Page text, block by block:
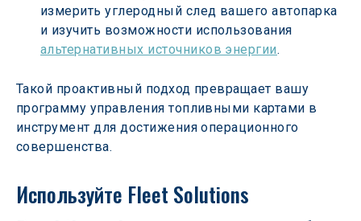
измерить углеродный след вашего автопарка
и изучить возможности использования
альтернативных источников энергии.
Такой проактивный подход превращает вашу
программу управления топливными картами в
инструмент для достижения операционного
совершенства.
Используйте Fleet Solutions